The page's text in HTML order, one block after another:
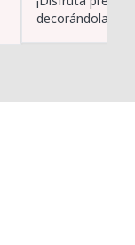
decorándolas!